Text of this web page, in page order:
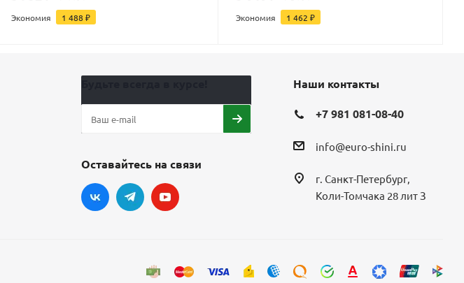
Экономия 1 488 ₽ Экономия 1 462 ₽
Оставайтесь на связи
Наши контакты
+7 981 081-08-40
info@euro-shini.ru
г. Санкт-Петербург,
Коли-Томчака 28 лит З